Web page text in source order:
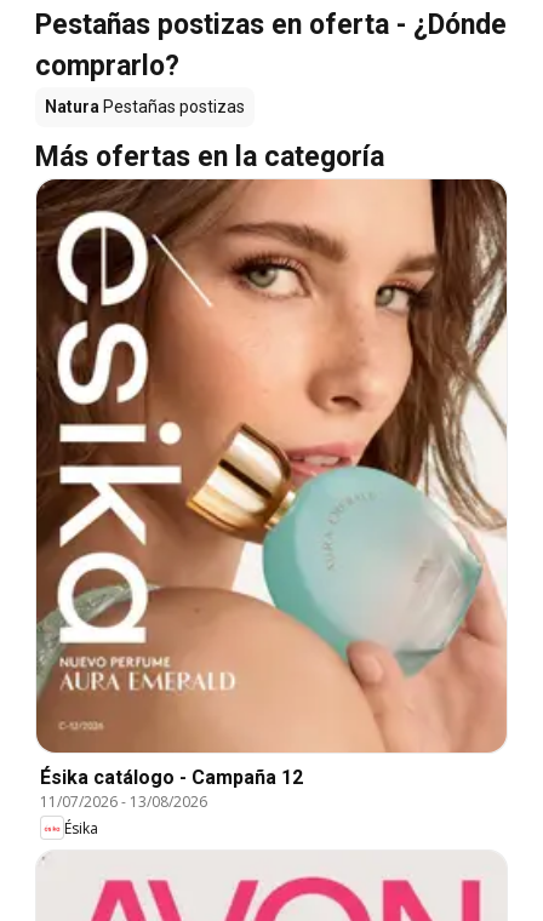
Pestañas postizas en oferta - ¿Dónde
comprarlo?
Natura Pestañas postizas
Más ofertas en la categoría
Ésika catálogo - Campaña 12
11/07/2026- 13/08/2026
Ésika